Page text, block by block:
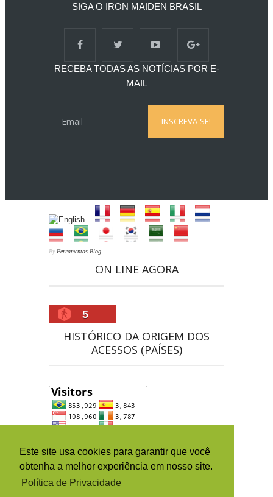
Este site usa cookies para garantir que você
obtenha a melhor experiência em nosso site.
Política de Privacidade
SIGA O IRON MAIDEN BRASIL
RECEBA TODAS AS NOTÍCIAS POR E-
MAIL
By Ferramentas Blog
ON LINE AGORA
5
HISTÓRICO DA ORIGEM DOS
ACESSOS (PAÍSES)